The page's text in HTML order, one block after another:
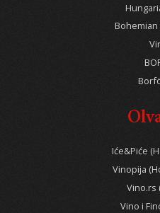
Iće&Piće
Vinopija
Vino.rs
Vino i